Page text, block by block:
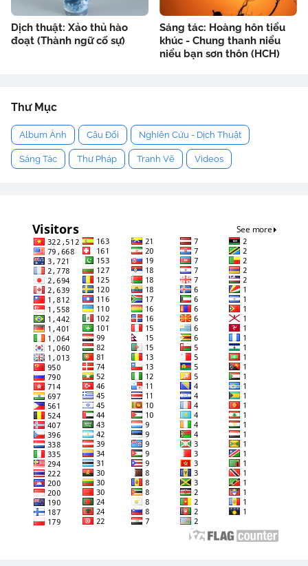
Dịch thuật: Xảo thủ hào
đoạt (Thành ngữ cố sự)
Sáng tác: Hoàng hôn tiểu
khúc - Chung thanh niểu
niểu bạn sơn thôn (HCH)
Thư Mục
Album Ảnh Câu Đối Nghiên Cứu - Dịch Thuật
Sáng Tác Thư Pháp Tranh Vẽ Videos